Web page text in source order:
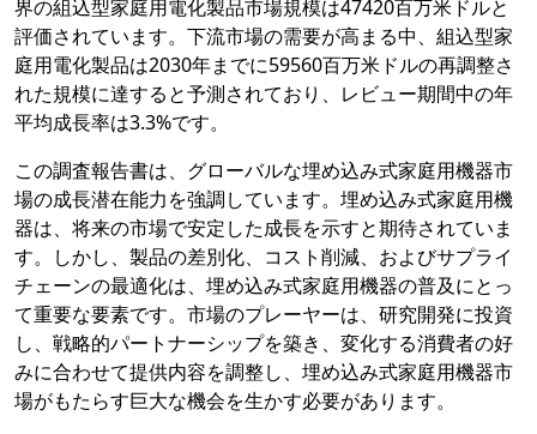
界の組込型家庭用電化製品市場規模は47420百万米ドルと
評価されています。下流市場の需要が高まる中、組込型家
庭用電化製品は2030年までに59560百万米ドルの再調整さ
れた規模に達すると予測されており、レビュー期間中の年
平均成長率は3.3%です。
この調査報告書は、グローバルな埋め込み式家庭用機器市
場の成長潜在能力を強調しています。埋め込み式家庭用機
器は、将来の市場で安定した成長を示すと期待されていま
す。しかし、製品の差別化、コスト削減、およびサプライ
チェーンの最適化は、埋め込み式家庭用機器の普及にとっ
て重要な要素です。市場のプレーヤーは、研究開発に投資
し、戦略的パートナーシップを築き、変化する消費者の好
みに合わせて提供内容を調整し、埋め込み式家庭用機器市
場がもたらす巨大な機会を生かす必要があります。